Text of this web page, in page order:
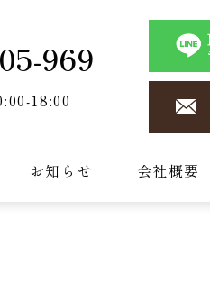
969
18:00
お知らせ 会社概要